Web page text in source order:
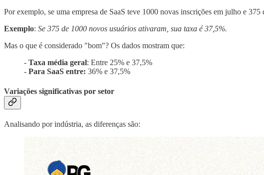
Por exemplo, se uma empresa de SaaS teve 1000 novas inscrições em julho e
Exemplo: Se 375 de 1000 novos usuários ativaram, sua taxa é 37,5%.
Mas o que é considerado "bom"? Os dados mostram que:
- Taxa média geral: Entre 25% e 37,5%
- Para SaaS entre: 36% e 37,5%
Variações significativas por setor
Analisando por indústria, as diferenças são: